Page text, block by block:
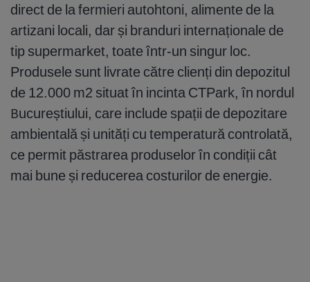
direct de la fermieri autohtoni, alimente de la
artizani locali, dar și branduri internaționale de
tip supermarket, toate într-un singur loc.
Produsele sunt livrate către clienți din depozitul
de 12.000 m2 situat în incinta CTPark, în nordul
Bucureștiului, care include spații de depozitare
ambientală și unități cu temperatură controlată,
ce permit păstrarea produselor în condiții cât
mai bune și reducerea costurilor de energie.